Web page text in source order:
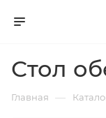
Стол
Главная —